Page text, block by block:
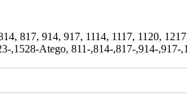
817, 914, 917, 1114, 1117, 1120,
,1528-Atego, 811-,814-,817-,914-,917-